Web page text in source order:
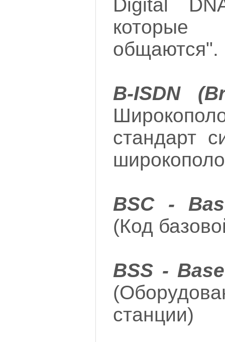
Digital
общаются".
B-ISDN
стандарт
BSC -
(Код
BSS -
станции)